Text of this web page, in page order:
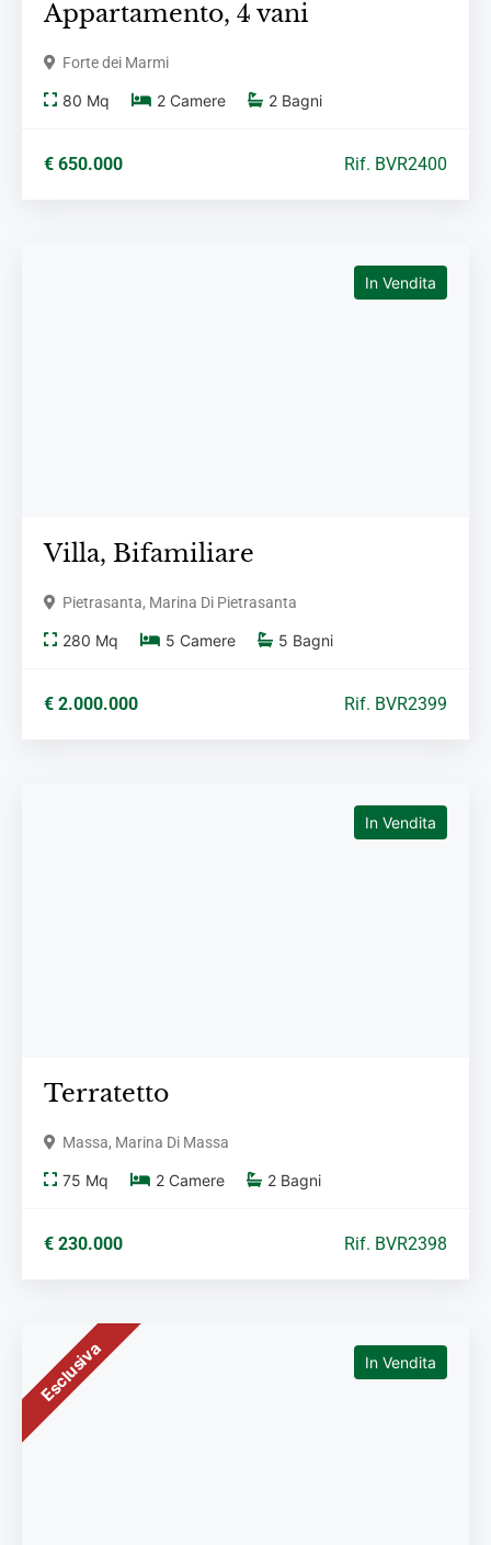
Appartamento, 4 vani
Forte dei Marmi
80 Mq 2 Camere 2 Bagni
€ 650.000 Rif. BVR2400
In Vendita
Villa, Bifamiliare
Pietrasanta, Marina Di Pietrasanta
280 Mq 5 Camere 5 Bagni
€ 2.000.000 Rif. BVR2399
In Vendita
Terratetto
Massa, Marina Di Massa
75 Mq 2 Camere 2 Bagni
€ 230.000 Rif. BVR2398
In Vendita
Esclusiva